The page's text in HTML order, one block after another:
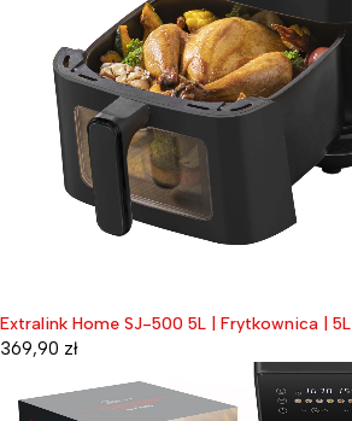
Extralink Home SJ-500 5L | Frytkownica | 5L
369,90 zł